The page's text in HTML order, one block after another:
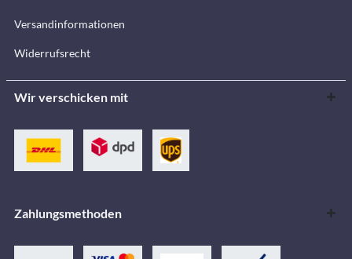
Versandinformationen
Widerrufsrecht
Wir verschicken mit
Zahlungsmethoden